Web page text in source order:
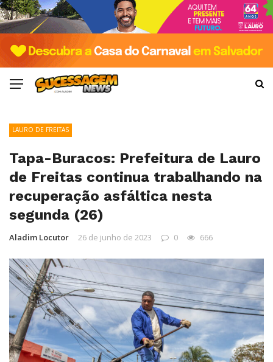
LAURO DE FREITAS
Tapa-Buracos: Prefeitura de Lauro
de Freitas continua trabalhando na
recuperação asfáltica nesta
segunda (26)
Aladim Locutor 26 de junho de 2023 0 666